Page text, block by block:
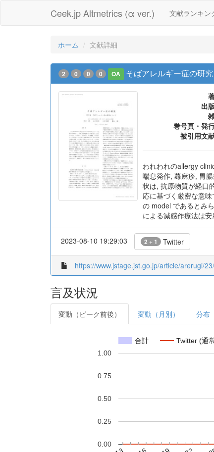
Ceek.jp Altmetrics (α ver.) 文献ランキン
ホーム 文献詳細
2 0 0 0 OA そばアレルギー症の研
出
巻号頁・発
被引用文
われわれのallergy
喘息発作, 蕁麻疹, 胃
状は, 抗原物質が経口
応に基づく厳密な意
の model であるとみ
による減感作療法は
2023-08-10 19:29:03 2 + 1 Twitter
https://www.jstage.jst.go.jp/article/arerugi/
言及状況
変動（ピーク前後） 変動（月別） 分布
合計 Twitter (通
0.00
0.25
0.50
0.75
1.00